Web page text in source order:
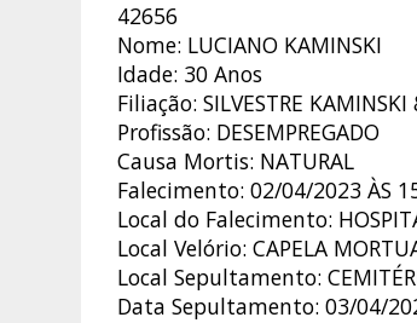
42656
Nome: LUCIANO KAMINSKI
Idade: 30 Anos
Filiação: SILVESTRE
Profissão: DESEMPREGADO
Causa Mortis: NATURAL
Falecimento: 02/04/2023 ÀS
Local do Falecimento:
Local Velório: CAPELA
Local Sepultamento:
Data Sepultamento: 03/04/